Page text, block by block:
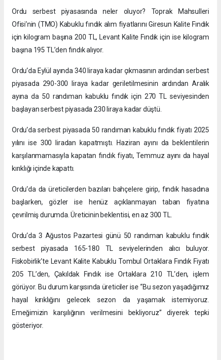
Ordu serbest piyasasında neler oluyor? Toprak Mahsulleri
Ofisi’nin (TMO) Kabuklu fındık alım fiyatlarını Giresun Kalite Fındık
için kilogram başına 200 TL, Levant Kalite Fındık için ise kilogram
başına 195 TL’den fındık alıyor.
Ordu’da Eylül ayında 340 liraya kadar çıkmasının ardından serbest
piyasada 290-300 liraya kadar geriletilmesinin ardından Aralık
ayına da 50 randıman kabuklu fındık için 270 TL seviyesinden
başlayan serbest piyasada 230 liraya kadar düştü.
Ordu’da serbest piyasada 50 randıman kabuklu fındık fiyatı 2025
yılını ise 300 liradan kapatmıştı. Haziran ayını da beklentilerin
karşılanmamasıyla kapatan fındık fiyatı, Temmuz ayını da hayal
kırıklığı içinde kapattı.
Ordu’da da üreticilerden bazıları bahçelere girip, fındık hasadına
başlarken, gözler ise henüz açıklanmayan taban fiyatına
çevrilmiş durumda. Üreticinin beklentisi, en az 300 TL.
Ordu’da 3 Ağustos Pazartesi günü 50 randıman kabuklu fındık
serbest piyasada 165-180 TL seviyelerinden alıcı buluyor.
Fiskobirlik’te Levant Kalite Kabuklu Tombul Ortaklara Fındık Fiyatı
205 TL’den, Çakıldak Fındık ise Ortaklara 210 TL’den, işlem
görüyor. Bu durum karşısında üreticiler ise “Bu sezon yaşadığımız
hayal kırıklığını gelecek sezon da yaşamak istemiyoruz.
Emeğimizin karşılığının verilmesini bekliyoruz” diyerek tepki
gösteriyor.